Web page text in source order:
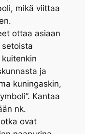
mikä viittaa
ottaa asiaan
ja
kuningaskin,
Kantaa
nk.
ovat